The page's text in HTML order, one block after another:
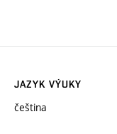
JAZYK VÝUKY
čeština